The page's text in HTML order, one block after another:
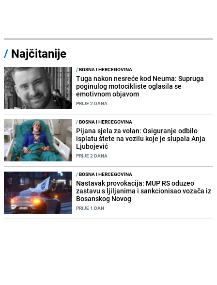
/ Najčitanije
/BOSNA I HERCEGOVINA
Tuga nakon nesreće kod Neuma: Supruga
poginulog motocikliste oglasila se
emotivnom objavom
PRIJE 2 DANA
/BOSNA I HERCEGOVINA
Pijana sjela za volan: Osiguranje odbilo
isplatu štete na vozilu koje je slupala Anja
Ljubojević
PRIJE 2 DANA
/BOSNA I HERCEGOVINA
Nastavak provokacija: MUP RS oduzeo
zastavu s ljiljanima i sankcionisao vozača iz
Bosanskog Novog
PRIJE 1 DAN